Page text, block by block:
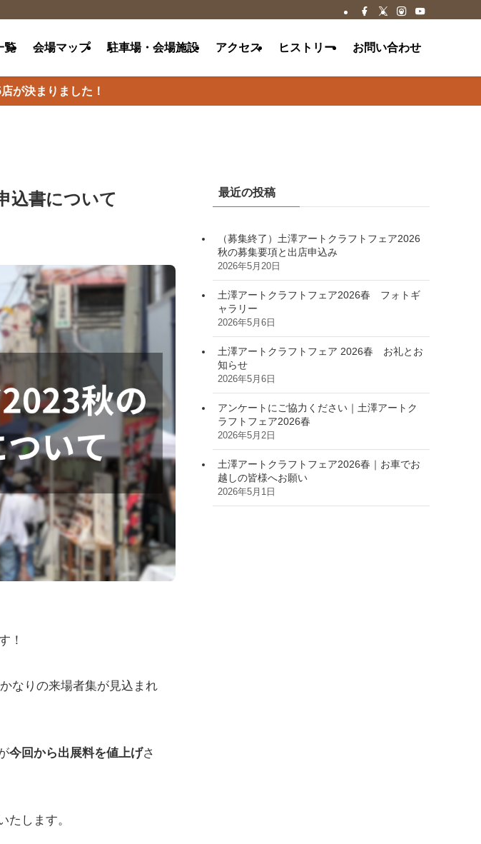
覧 会場マップ 駐車場・会場施設 アクセス ヒストリー お問い合わせ
が決まりました！
込書について
！
なりの来場者集が見込まれ
今回から出展料を値上げさ
します。
最近の投稿
（募集終了）土澤アートクラフトフェア2026
秋の募集要項と出店申込み
2026年5月20日
土澤アートクラフトフェア2026春 フォトギ
ャラリー
2026年5月6日
土澤アートクラフトフェア 2026春 お礼とお
知らせ
2026年5月6日
アンケートにご協力ください｜土澤アートク
ラフトフェア2026春
2026年5月2日
土澤アートクラフトフェア2026春｜お車でお
越しの皆様へお願い
2026年5月1日